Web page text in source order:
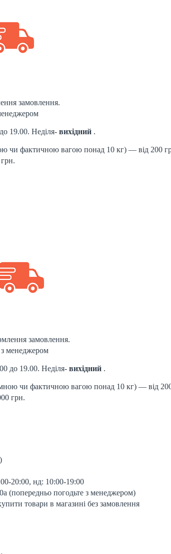
замовлення.
19.00. Неділя- вихідний .
чи фактичною вагою понад 10 кг) — від 200
замовлення.
менеджером
до 19.00. Неділя- вихідний .
чи фактичною вагою понад 10 кг) — від
грн.
20:00, нд: 10:00-19:00
(попередньо погодьте з менеджером)
товари в магазині без замовлення